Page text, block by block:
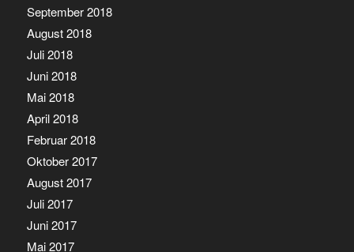
September 2018
August 2018
Juli 2018
Juni 2018
Mai 2018
April 2018
Februar 2018
Oktober 2017
August 2017
Juli 2017
Juni 2017
Mai 2017